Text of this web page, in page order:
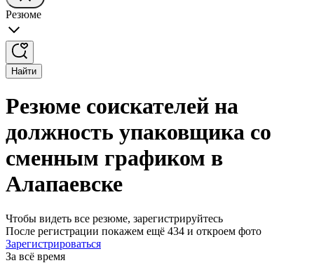
Резюме
Найти
Резюме соискателей на
должность упаковщика со
сменным графиком в
Алапаевске
Чтобы видеть все резюме, зарегистрируйтесь
После регистрации покажем ещё 434 и откроем фото
Зарегистрироваться
За всё время